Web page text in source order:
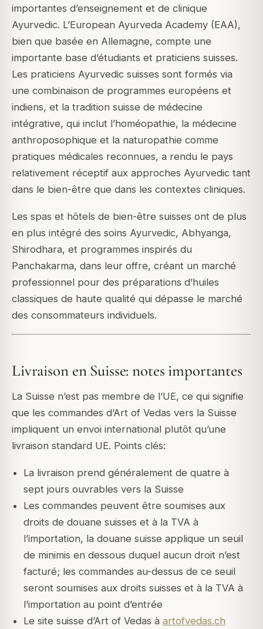
importantes d’enseignement et de clinique
Ayurvedic. L’European Ayurveda Academy (EAA),
bien que basée en Allemagne, compte une
importante base d’étudiants et praticiens suisses.
Les praticiens Ayurvedic suisses sont formés via
une combinaison de programmes européens et
indiens, et la tradition suisse de médecine
intégrative, qui inclut l’homéopathie, la médecine
anthroposophique et la naturopathie comme
pratiques médicales reconnues, a rendu le pays
relativement réceptif aux approches Ayurvedic tant
dans le bien-être que dans les contextes cliniques.
Les spas et hôtels de bien-être suisses ont de plus
en plus intégré des soins Ayurvedic, Abhyanga,
Shirodhara, et programmes inspirés du
Panchakarma, dans leur offre, créant un marché
professionnel pour des préparations d’huiles
classiques de haute qualité qui dépasse le marché
des consommateurs individuels.
Livraison en Suisse: notes importantes
La Suisse n’est pas membre de l’UE, ce qui signifie
que les commandes d’Art of Vedas vers la Suisse
impliquent un envoi international plutôt qu’une
livraison standard UE. Points clés:
La livraison prend généralement de quatre à
sept jours ouvrables vers la Suisse
Les commandes peuvent être soumises aux
droits de douane suisses et à la TVA à
l’importation, la douane suisse applique un seuil
de minimis en dessous duquel aucun droit n’est
facturé; les commandes au-dessus de ce seuil
seront soumises aux droits suisses et à la TVA à
l’importation au point d’entrée
Le site suisse d’Art of Vedas à artofvedas.ch